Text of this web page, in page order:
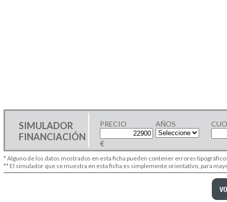
SIMULADOR
FINANCIACIÓN
PRECIO AÑOS
€
* Alguno de los datos mostrados en esta ficha pueden contener errores
** El simulador que se muestra en esta ficha es simplemente orientativo, para